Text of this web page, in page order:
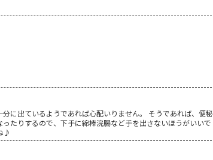
に出ているようであれば心配いりません。 そうであれば、便秘
たりするので、下手に綿棒浣腸など手を出さないほうがいいで
♪